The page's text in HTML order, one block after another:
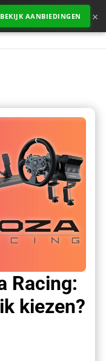
BEKIJK AANBIEDINGEN ×
Racing:
kiezen?